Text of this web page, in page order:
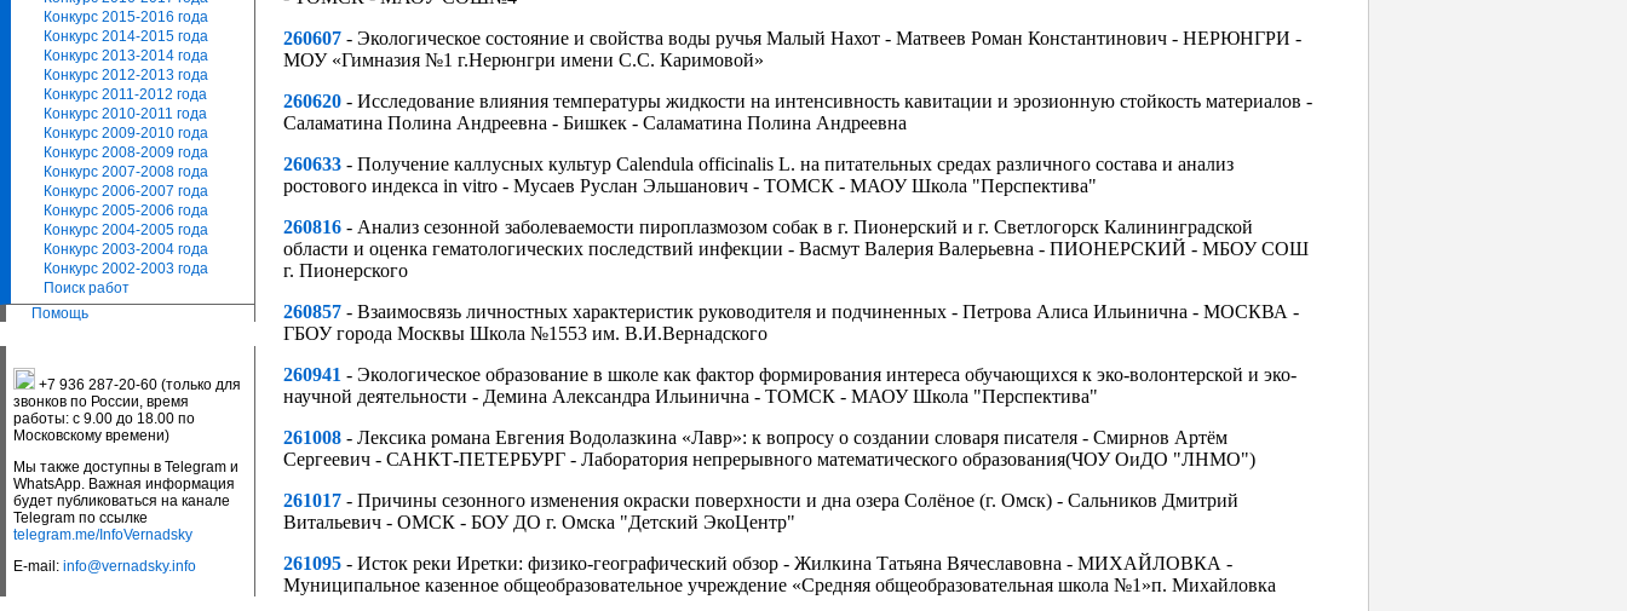
Конкурс 2015-2016 года
Конкурс 2014-2015 года
Конкурс 2013-2014 года
Конкурс 2012-2013 года
Конкурс 2011-2012 года
Конкурс 2010-2011 года
Конкурс 2009-2010 года
Конкурс 2008-2009 года
Конкурс 2007-2008 года
Конкурс 2006-2007 года
Конкурс 2005-2006 года
Конкурс 2004-2005 года
Конкурс 2003-2004 года
Конкурс 2002-2003 года
Поиск работ
Помощь
+7 936 287-20-60 (только для
звонков по России, время
работы: с 9.00 до 18.00 по
Московскому времени)
Мы также доступны в Telegram и
WhatsApp. Важная информация
будет публиковаться на канале
Telegram по ссылке
telegram.me/InfoVernadsky
E-mail: info@vernadsky.info
260607 - Экологическое состояние и свойства воды ручья Малый Нахот - Матвеев Роман Константинович - НЕРЮНГРИ -
МОУ «Гимназия №1 г.Нерюнгри имени С.С. Каримовой»
260620 - Исследование влияния температуры жидкости на интенсивность кавитации и эрозионную стойкость материалов -
Саламатина Полина Андреевна - Бишкек - Саламатина Полина Андреевна
260633 - Получение каллусных культур Calendula officinalis L. на питательных средах различного состава и анализ
ростового индекса in vitro - Мусаев Руслан Эльшанович - ТОМСК - МАОУ Школа "Перспектива"
260816 - Анализ сезонной заболеваемости пироплазмозом собак в г. Пионерский и г. Светлогорск Калининградской
области и оценка гематологических последствий инфекции - Васмут Валерия Валерьевна - ПИОНЕРСКИЙ - МБОУ СОШ
г. Пионерского
260857 - Взаимосвязь личностных характеристик руководителя и подчиненных - Петрова Алиса Ильинична - МОСКВА -
ГБОУ города Москвы Школа №1553 им. В.И.Вернадского
260941 - Экологическое образование в школе как фактор формирования интереса обучающихся к эко-волонтерской и эко-
научной деятельности - Демина Александра Ильинична - ТОМСК - МАОУ Школа "Перспектива"
261008 - Лексика романа Евгения Водолазкина «Лавр»: к вопросу о создании словаря писателя - Смирнов Артём
Сергеевич - САНКТ-ПЕТЕРБУРГ - Лаборатория непрерывного математического образования(ЧОУ ОиДО "ЛНМО")
261017 - Причины сезонного изменения окраски поверхности и дна озера Солёное (г. Омск) - Сальников Дмитрий
Витальевич - ОМСК - БОУ ДО г. Омска "Детский ЭкоЦентр"
261095 - Исток реки Иретки: физико-географический обзор - Жилкина Татьяна Вячеславовна - МИХАЙЛОВКА -
Муниципальное казенное общеобразовательное учреждение «Средняя общеобразовательная школа №1»п. Михайловка